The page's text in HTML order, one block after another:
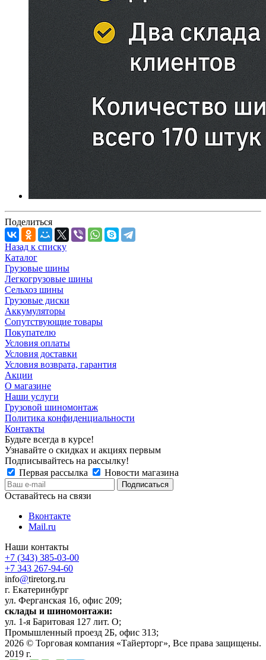
Поделиться
Назад к списку
Каталог
Грузовые шины
Легкогрузовые шины
Сельхоз шины
Грузовые диски
Аккумуляторы
Сопутствующие товары
Покупателю
Условия оплаты
Условия доставки
Условия возврата, гарантия
Акции
О магазине
Наши услуги
Грузовой шиномонтаж
Политика конфиденциальности
Контакты
Будьте всегда в курсе!
Узнавайте о скидках и акциях первым
Подписывайтесь на рассылку!
Первая рассылка
Новости магазина
Оставайтесь на связи
Вконтакте
Mail.ru
Наши контакты
+7 (343) 385-03-00
+7 343 267-94-60
info@tiretorg.ru
г. Екатеринбург
ул. Ферганская 16, офис 209;
склады и шиномонтажи:
ул. 1-я Баритовая 127 лит. О;
Промышленный проезд 2Б, офис 313;
2026 © Торговая компания «Тайерторг», Все права защищены.
2019 г.